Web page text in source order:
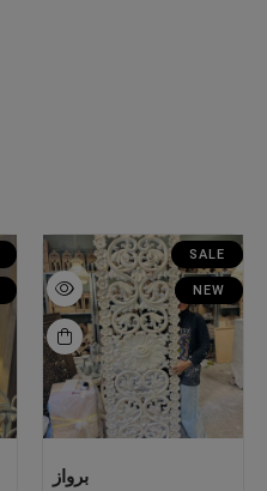
SALE
NEW
برواز